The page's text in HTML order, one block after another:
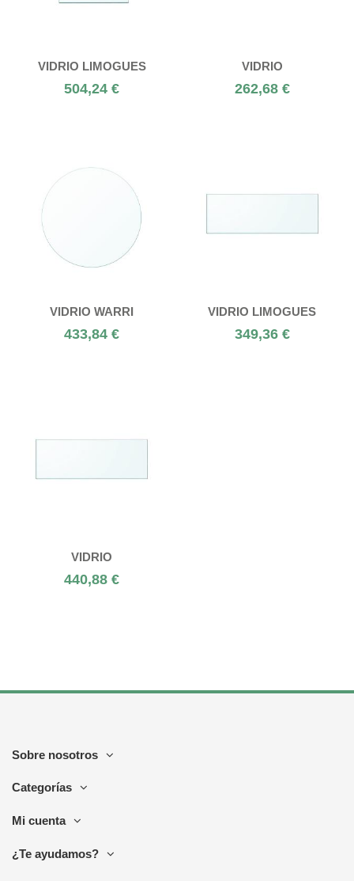
VIDRIO LIMOGUES
504,24 €
VIDRIO
262,68 €
VIDRIO WARRI
433,84 €
VIDRIO LIMOGUES
349,36 €
VIDRIO
440,88 €
Sobre nosotros
Categorías
Mi cuenta
¿Te ayudamos?